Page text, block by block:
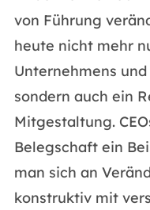
von Führung
heute nicht mehr
Unternehmens
sondern auch ein
Mitgestaltung.
Belegschaft ein
man sich an
konstruktiv mit